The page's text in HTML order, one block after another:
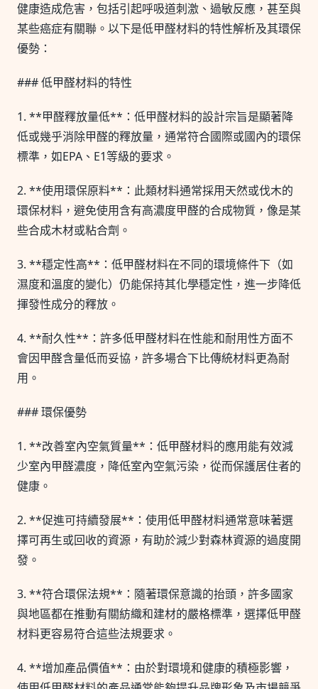
健康造成危害，包括引起呼吸道刺激、過敏反應，甚至與
某些癌症有關聯。以下是低甲醛材料的特性解析及其環保
優勢：
### 低甲醛材料的特性
1. **甲醛釋放量低**：低甲醛材料的設計宗旨是顯著降
低或幾乎消除甲醛的釋放量，通常符合國際或國內的環保
標準，如EPA、E1等級的要求。
2. **使用環保原料**：此類材料通常採用天然或伐木的
環保材料，避免使用含有高濃度甲醛的合成物質，像是某
些合成木材或粘合劑。
3. **穩定性高**：低甲醛材料在不同的環境條件下（如
濕度和溫度的變化）仍能保持其化學穩定性，進一步降低
揮發性成分的釋放。
4. **耐久性**：許多低甲醛材料在性能和耐用性方面不
會因甲醛含量低而妥協，許多場合下比傳統材料更為耐
用。
### 環保優勢
1. **改善室內空氣質量**：低甲醛材料的應用能有效減
少室內甲醛濃度，降低室內空氣污染，從而保護居住者的
健康。
2. **促進可持續發展**：使用低甲醛材料通常意味著選
擇可再生或回收的資源，有助於減少對森林資源的過度開
發。
3. **符合環保法規**：隨著環保意識的抬頭，許多國家
與地區都在推動有關紡織和建材的嚴格標準，選擇低甲醛
材料更容易符合這些法規要求。
4. **增加產品價值**：由於對環境和健康的積極影響，